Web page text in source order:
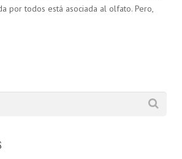
por todos está asociada al olfato. Pero,